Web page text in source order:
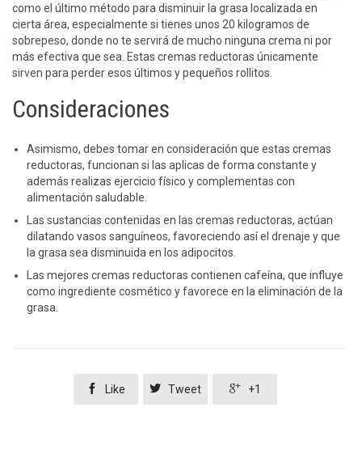
como el último método para disminuir la grasa localizada en
cierta área, especialmente si tienes unos 20 kilogramos de
sobrepeso, donde no te servirá de mucho ninguna crema ni por
más efectiva que sea. Estas cremas reductoras únicamente
sirven para perder esos últimos y pequeños rollitos.
Consideraciones
Asimismo, debes tomar en consideración que estas cremas
reductoras, funcionan si las aplicas de forma constante y
además realizas ejercicio físico y complementas con
alimentación saludable.
Las sustancias contenidas en las cremas reductoras, actúan
dilatando vasos sanguíneos, favoreciendo así el drenaje y que
la grasa sea disminuida en los adipocitos.
Las mejores cremas reductoras contienen cafeína, que influye
como ingrediente cosmético y favorece en la eliminación de la
grasa.
 Like  Tweet  +1